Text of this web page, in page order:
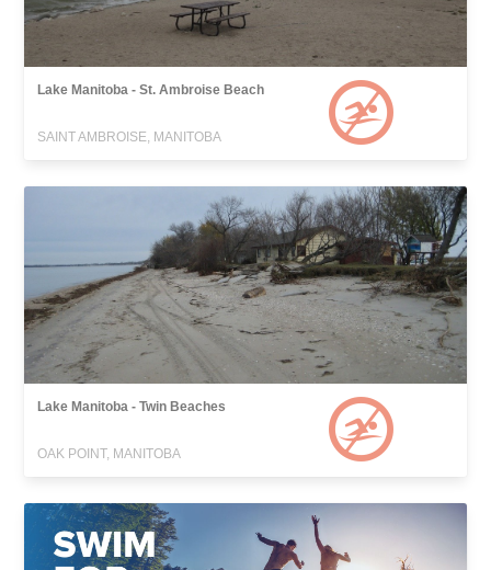
Lake Manitoba - St. Ambroise Beach
SAINT AMBROISE, MANITOBA
Lake Manitoba - Twin Beaches
OAK POINT, MANITOBA